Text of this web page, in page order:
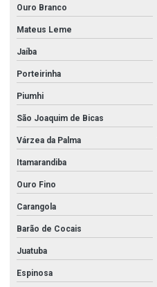
Ouro Branco
Mateus Leme
Jaíba
Porteirinha
Piumhi
São Joaquim de Bicas
Várzea da Palma
Itamarandiba
Ouro Fino
Carangola
Barão de Cocais
Juatuba
Espinosa